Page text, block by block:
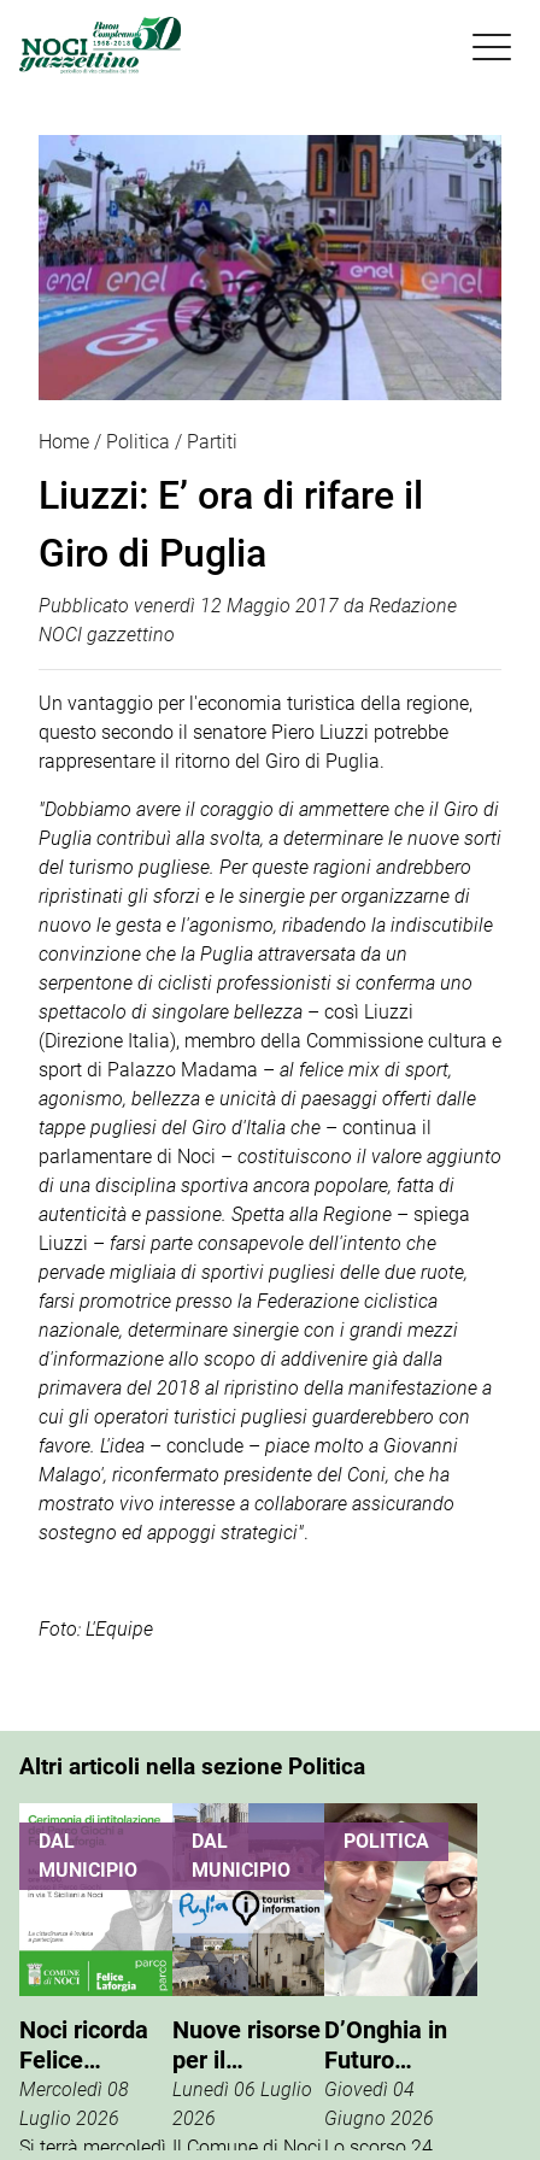

Home Politica Partiti
Liuzzi: E’ ora di rifare il
Giro di Puglia
Pubblicato venerdì 12 Maggio 2017 da Redazione
NOCI gazzettino
Un vantaggio per l'economia turistica della regione,
questo secondo il senatore Piero Liuzzi potrebbe
rappresentare il ritorno del Giro di Puglia.
"Dobbiamo avere il coraggio di ammettere che il Giro di
Puglia contribuì alla svolta, a determinare le nuove sorti
del turismo pugliese. Per queste ragioni andrebbero
ripristinati gli sforzi e le sinergie per organizzarne di
nuovo le gesta e l'agonismo, ribadendo la indiscutibile
convinzione che la Puglia attraversata da un
serpentone di ciclisti professionisti si conferma uno
spettacolo di singolare bellezza – così Liuzzi
(Direzione Italia), membro della Commissione cultura e
sport di Palazzo Madama – al felice mix di sport,
agonismo, bellezza e unicità di paesaggi offerti dalle
tappe pugliesi del Giro d'Italia che – continua il
parlamentare di Noci – costituiscono il valore aggiunto
di una disciplina sportiva ancora popolare, fatta di
autenticità e passione. Spetta alla Regione – spiega
Liuzzi – farsi parte consapevole dell'intento che
pervade migliaia di sportivi pugliesi delle due ruote,
farsi promotrice presso la Federazione ciclistica
nazionale, determinare sinergie con i grandi mezzi
d'informazione allo scopo di addivenire già dalla
primavera del 2018 al ripristino della manifestazione a
cui gli operatori turistici pugliesi guarderebbero con
favore. L'idea – conclude – piace molto a Giovanni
Malago', riconfermato presidente del Coni, che ha
mostrato vivo interesse a collaborare assicurando
sostegno ed appoggi strategici".
Foto: L'Equipe
Altri articoli nella sezione Politica
DAL
MUNICIPIO
Noci ricorda
Felice
Laforgia, il
parco giochi
di via Siciliani
Mercoledì 08
Luglio 2026
Si terrà mercoledì
DAL
MUNICIPIO
Nuove risorse
per il
potenziamento
dell’info point
turistico
Lunedì 06 Luglio
2026
Il Comune di Noci
POLITICA
D’Onghia in
Futuro
Nazionale:
Vannacci è la
vera destra
Giovedì 04
Giugno 2026
Lo scorso 24